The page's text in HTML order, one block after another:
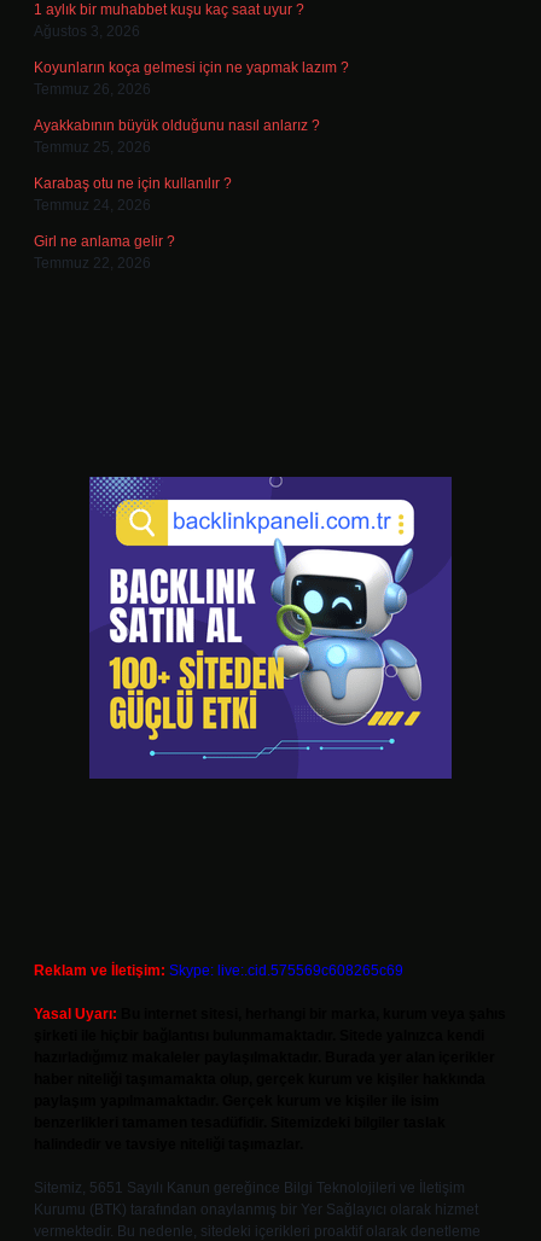
1 aylık bir muhabbet kuşu kaç saat uyur ?
Ağustos 3, 2026
Koyunların koça gelmesi için ne yapmak lazım ?
Temmuz 26, 2026
Ayakkabının büyük olduğunu nasıl anlarız ?
Temmuz 25, 2026
Karabaş otu ne için kullanılır ?
Temmuz 24, 2026
Girl ne anlama gelir ?
Temmuz 22, 2026
Reklam ve İletişim: Skype: live:.cid.575569c608265c69
Yasal Uyarı:
Sitemiz, 5651 Sayılı Kanun gereğince Bilgi Teknolojileri ve İletişim
Kurumu (BTK) tarafından onaylanmış bir Yer Sağlayıcı olarak hizmet
vermektedir. Bu nedenle, sitedeki içerikleri proaktif olarak denetleme